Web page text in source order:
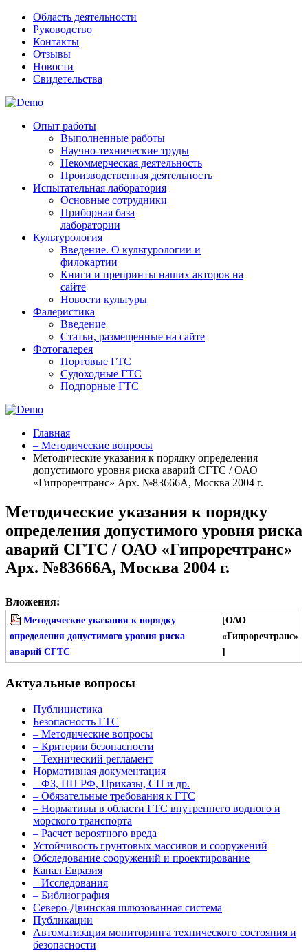
Область деятельности
Руководство
Контакты
Отзывы
Новости
Свидетельства
Опыт работы
Выполненные работы
Научно-технические труды
Некоммерческая деятельность
Производственная деятельность
Испытательная лаборатория
Основные сотрудники
Приборная база
лаборатории
Культурология
Введение. О культурологии и
филокартии
Книги и препринты наших авторов на
сайте
Новости культуры
Фалеристика
Введение
Статьи, размещенные на сайте
Фотогалерея
Портовые ГТС
Судоходные ГТС
Подпорные ГТС
Главная
– Методические вопросы
Методические указания к порядку определения
допустимого уровня риска аварий СГТС / ОАО
«Гипроречтранс» Арх. №83666А, Москва 2004 г.
Методические указания к порядку
определения допустимого уровня риска
аварий СГТС / ОАО «Гипроречтранс»
Арх. №83666А, Москва 2004 г.
Вложения:
Методические указания к порядку
определения допустимого уровня риска
аварий СГТС
[ОАО
«Гипроречтранс»
]
Актуальные вопросы
Публицистика
Безопасность ГТС
– Методические вопросы
– Критерии безопасности
– Технический регламент
Нормативная документация
– ФЗ, ПП РФ, Приказы, СП и др.
– Обязательные требования к ГТС
– Нормативы в области ГТС внутреннего водного и
морского транспорта
– Расчет вероятного вреда
Устойчивость грунтовых массивов и сооружений
Обследование сооружений и проектирование
Канал Евразия
– Исследования
– Библиография
Северо-Двинская шлюзованная система
Публикации
Автоматизация мониторинга технического состояния и
безопасности